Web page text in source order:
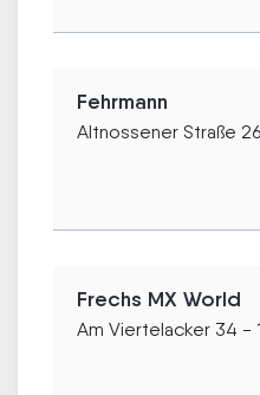
Fehrmann
Altnossener Straße
Frechs MX World
Am Viertelacker 34 -